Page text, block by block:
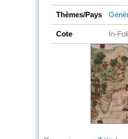
Thèmes/Pays
Cote In-